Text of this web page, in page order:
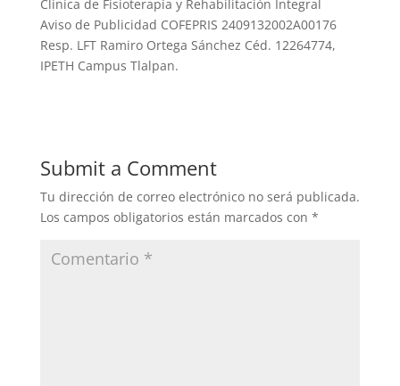
Clinica de Fisioterapia y Rehabilitación Integral
Aviso de Publicidad COFEPRIS 2409132002A00176
Resp. LFT Ramiro Ortega Sánchez Céd. 12264774,
IPETH Campus Tlalpan.
Submit a Comment
Tu dirección de correo electrónico no será publicada.
Los campos obligatorios están marcados con *